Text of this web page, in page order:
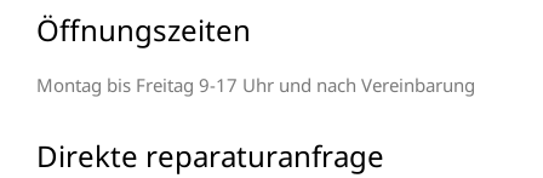
Öffnungszeiten
Montag bis Freitag 9-17 Uhr und nach Vereinbarung
Direkte reparaturanfrage